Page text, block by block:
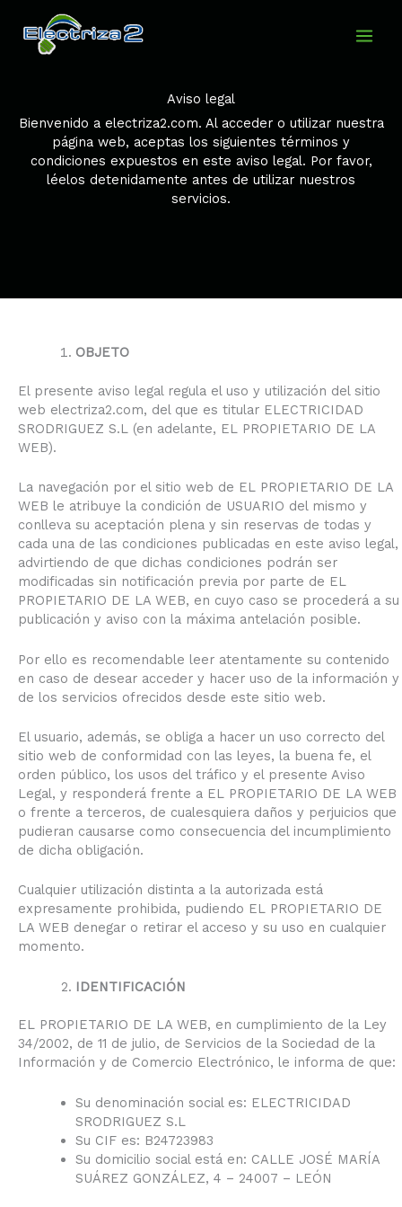
contenido
Aviso legal
Bienvenido a electriza2.com. Al acceder o utilizar nuestra
página web, aceptas los siguientes términos y
condiciones expuestos en este aviso legal. Por favor,
léelos detenidamente antes de utilizar nuestros
servicios.
OBJETO
El presente aviso legal regula el uso y utilización del sitio
web electriza2.com, del que es titular ELECTRICIDAD
SRODRIGUEZ S.L (en adelante, EL PROPIETARIO DE LA
WEB).
La navegación por el sitio web de EL PROPIETARIO DE LA
WEB le atribuye la condición de USUARIO del mismo y
conlleva su aceptación plena y sin reservas de todas y
cada una de las condiciones publicadas en este aviso legal,
advirtiendo de que dichas condiciones podrán ser
modificadas sin notificación previa por parte de EL
PROPIETARIO DE LA WEB, en cuyo caso se procederá a su
publicación y aviso con la máxima antelación posible.
Por ello es recomendable leer atentamente su contenido
en caso de desear acceder y hacer uso de la información y
de los servicios ofrecidos desde este sitio web.
El usuario, además, se obliga a hacer un uso correcto del
sitio web de conformidad con las leyes, la buena fe, el
orden público, los usos del tráfico y el presente Aviso
Legal, y responderá frente a EL PROPIETARIO DE LA WEB
o frente a terceros, de cualesquiera daños y perjuicios que
pudieran causarse como consecuencia del incumplimiento
de dicha obligación.
Cualquier utilización distinta a la autorizada está
expresamente prohibida, pudiendo EL PROPIETARIO DE
LA WEB denegar o retirar el acceso y su uso en cualquier
momento.
IDENTIFICACIÓN
EL PROPIETARIO DE LA WEB, en cumplimiento de la Ley
34/2002, de 11 de julio, de Servicios de la Sociedad de la
Información y de Comercio Electrónico, le informa de que:
Su denominación social es: ELECTRICIDAD
SRODRIGUEZ S.L
Su CIF es: B24723983
Su domicilio social está en: CALLE JOSÉ MARÍA
SUÁREZ GONZÁLEZ, 4 – 24007 – LEÓN